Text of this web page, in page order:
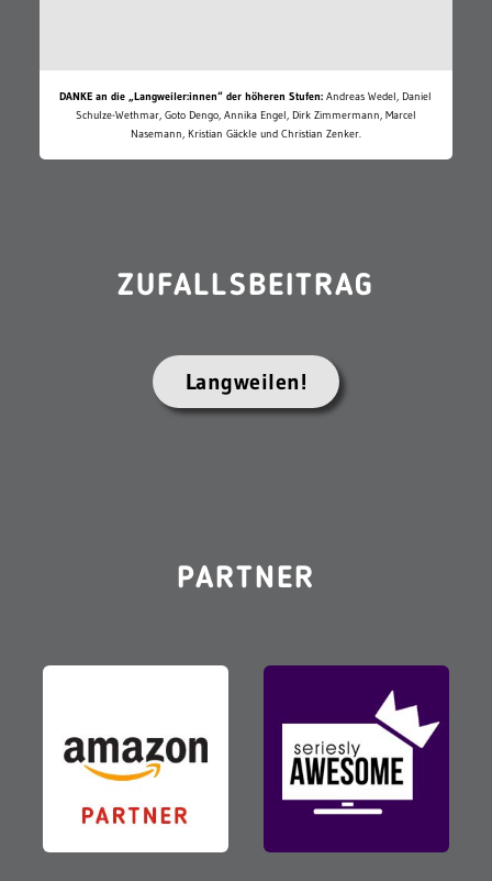
DANKE an die „Langweiler:innen“ der höheren Stufen: Andreas Wedel, Daniel
Schulze-Wethmar, Goto Dengo, Annika Engel, Dirk Zimmermann, Marcel
Nasemann, Kristian Gäckle und Christian Zenker.
ZUFALLSBEITRAG
Langweilen!
PARTNER